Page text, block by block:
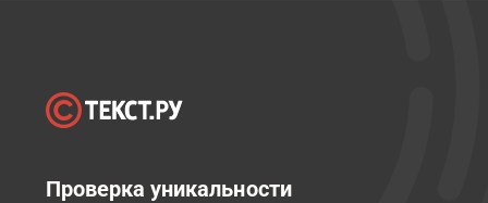
Проверка уникальности